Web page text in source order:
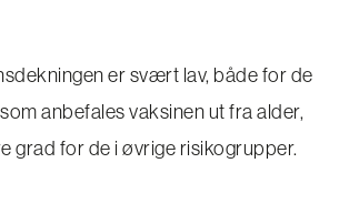
er svært lav, både for de
anbefales vaksinen ut fra alder,
grad for de i øvrige risikogrupper.